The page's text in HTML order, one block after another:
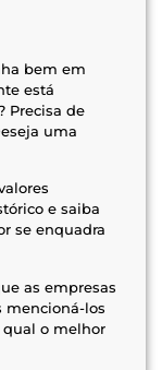
bem em
está
Precisa de
uma
e saiba
se enquadra
as empresas
mencioná-los
qual o melhor